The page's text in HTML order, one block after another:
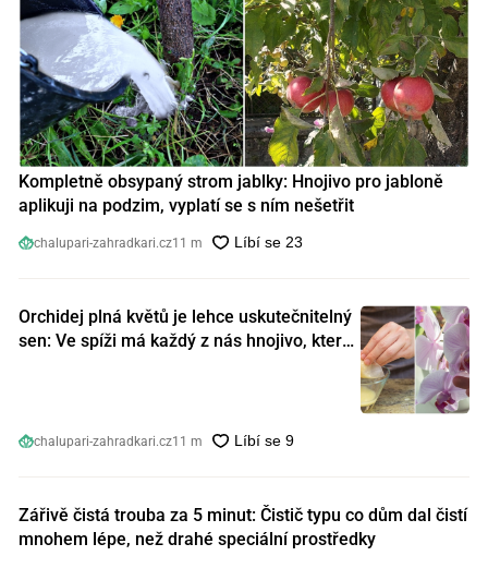
Kompletně obsypaný strom jablky: Hnojivo pro jabloně
aplikuji na podzim, vyplatí se s ním nešetřit
chalupari-zahradkari.cz11 m
Orchidej plná květů je lehce uskutečnitelný
sen: Ve spíži má každý z nás hnojivo, které
chalupari-zahradkari.cz11 m
Zářivě čistá trouba za 5 minut: Čistič typu co dům dal čistí
mnohem lépe, než drahé speciální prostředky